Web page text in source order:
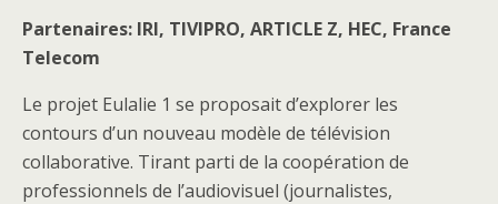
Partenaires: IRI, TIVIPRO, ARTICLE Z, HEC, France
Telecom
Le projet Eulalie 1 se proposait d’explorer les
contours d’un nouveau modèle de télévision
collaborative. Tirant parti de la coopération de
professionnels de l’audiovisuel (journalistes,